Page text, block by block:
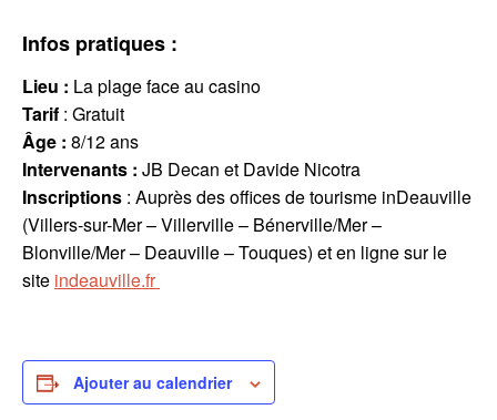
Infos pratiques :
Lieu : La plage face au casino
Tarif : Gratuit
Âge : 8/12 ans
Intervenants : JB Decan et Davide Nicotra
Inscriptions : Auprès des offices de tourisme inDeauville
(Villers-sur-Mer – Villerville – Bénerville/Mer –
Blonville/Mer – Deauville – Touques) et en ligne sur le
site indeauville.fr
Ajouter au calendrier